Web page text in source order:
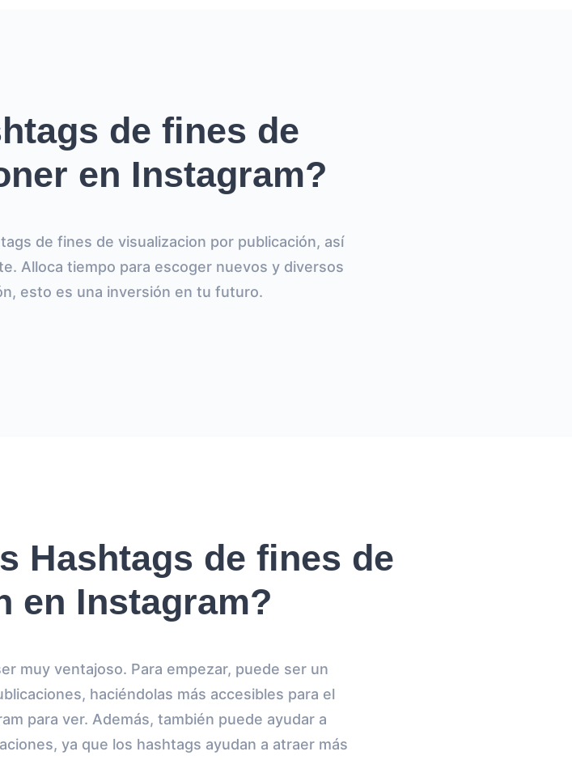
de fines de
en Instagram?
de fines de visualizacion por publicación, así
Alloca tiempo para escoger nuevos y diversos
esto es una inversión en tu futuro.
Hashtags de fines de
en Instagram?
muy ventajoso. Para empezar, puede ser un
haciéndolas más accesibles para el
para ver. Además, también puede ayudar a
ya que los hashtags ayudan a atraer más